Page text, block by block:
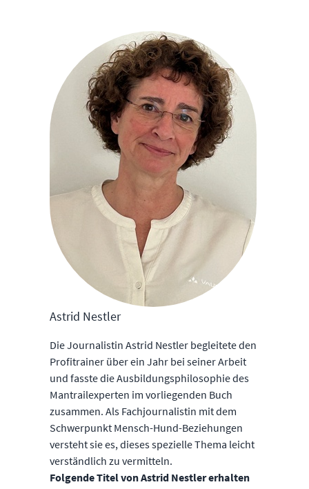
Astrid Nestler
Die Journalistin Astrid Nestler begleitete den
Profitrainer über ein Jahr bei seiner Arbeit
und fasste die Ausbildungsphilosophie des
Mantrailexperten im vorliegenden Buch
zusammen. Als Fachjournalistin mit dem
Schwerpunkt Mensch-Hund-Beziehungen
versteht sie es, dieses spezielle Thema leicht
verständlich zu vermitteln.
Folgende Titel von Astrid Nestler erhalten